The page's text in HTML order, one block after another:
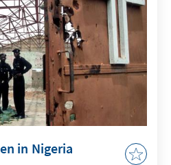
Themen des
die
regionalen Sicherheit
Intensivierung der
sein.
in Nigeria